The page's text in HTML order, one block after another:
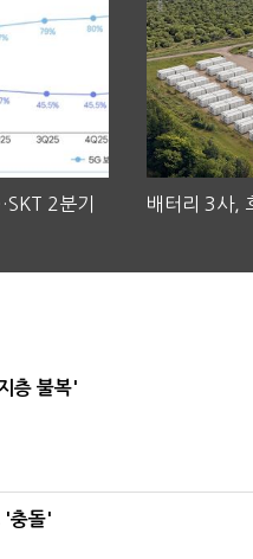
2분기
배터리 3사,
층 불복'
'충돌'